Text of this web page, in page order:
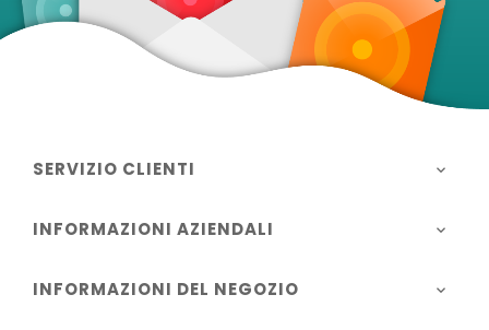
SERVIZIO CLIENTI 
INFORMAZIONI AZIENDALI 
INFORMAZIONI DEL NEGOZIO 